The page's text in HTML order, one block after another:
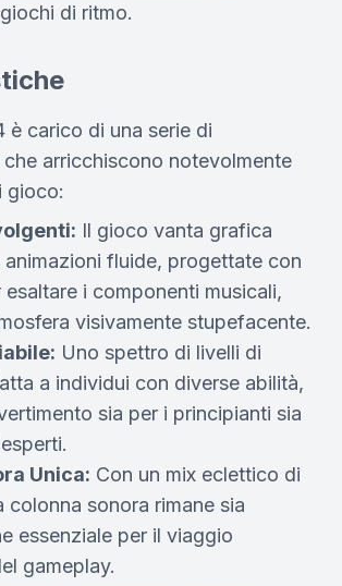
di ritmo.
è carico di una serie di
arricchiscono notevolmente
gioco:
Il gioco vanta grafica
animazioni fluide, progettate con
i componenti musicali,
visivamente stupefacente.
Uno spettro di livelli di
a individui con diverse abilità,
sia per i principianti sia
Unica: Con un mix eclettico di
colonna sonora rimane sia
essenziale per il viaggio
gameplay.